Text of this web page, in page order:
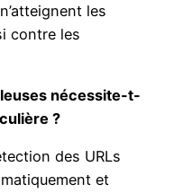
les
contre les
nécessite-t-
?
des URLs
et